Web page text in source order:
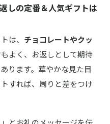
しの定番＆人気ギフトは
は、 チョコレートやクッ
よく、お返しとして期待
ります。華やかな見た目
すれば、周りと差をつけ